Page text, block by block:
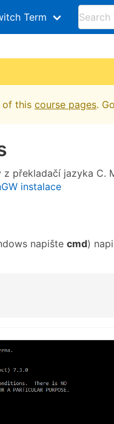
Term
of this course pages.
z překladačí jazyka C.
instalace
napište cmd)